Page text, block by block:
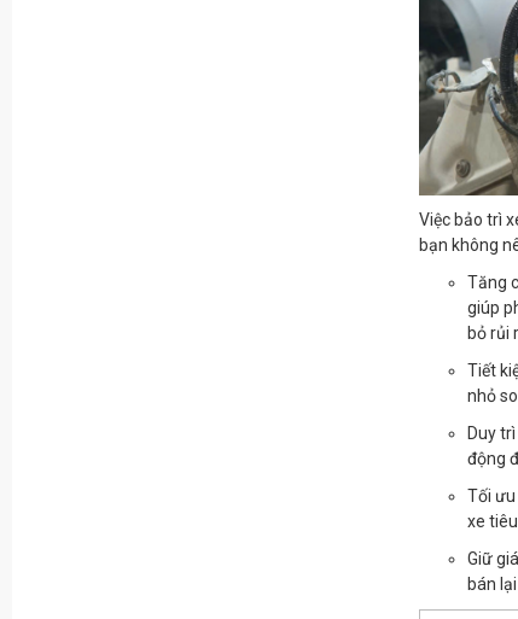
Việc bảo trì
bạn không
Tăng
giúp
bỏ rủi
Tiết
nhỏ
Duy
động
Tối ưu
xe
Giữ
bán